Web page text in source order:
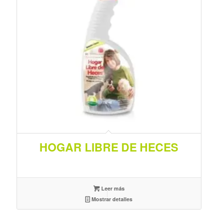
HOGAR LIBRE DE HECES
Leer más
Mostrar detalles